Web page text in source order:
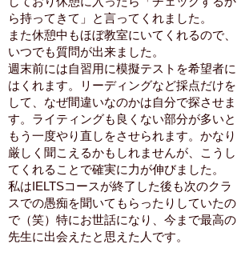
ら持ってきて」と言ってくれました。
また休憩中もほぼ教室にいてくれるので、
いつでも質問が出来ました。
週末前には自習用に模擬テストを希望者に
はくれます。リーディングなど採点だけを
して、なぜ間違いなのかは自分で探させま
す。ライティングも良くない部分が多いと
もう一度やり直しをさせられます。かなり
厳しく聞こえるかもしれませんが、こうし
てくれることで確実に力が伸びました。
私はIELTSコースが終了した後も次のクラ
スでの愚痴を聞いてもらったりしていたの
で（笑）特にお世話になり、今まで最高の
先生に出会えたと思えた人です。